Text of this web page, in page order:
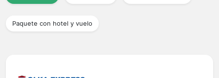
Paquete con hotel y vuelo